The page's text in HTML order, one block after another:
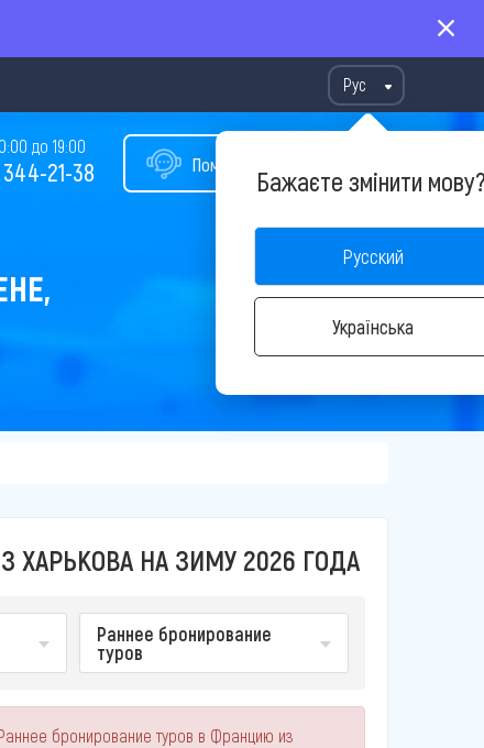
Рус
Бажаєте змінити
Русский
Українська
Помощь в подборе тура
до 19:00
21-38
ХАРЬКОВА НА ЗИМУ 2026 ГОДА
Раннее бронирование
туров
бронирование туров в Францию из